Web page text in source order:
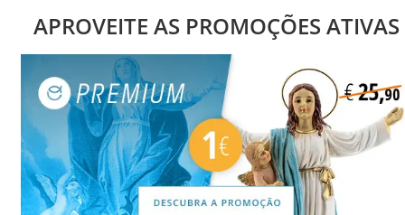
APROVEITE AS PROMOÇÕES ATIVAS